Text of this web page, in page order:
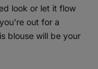
look or let it flow
out for a
blouse will be your